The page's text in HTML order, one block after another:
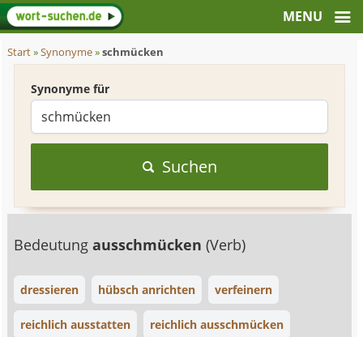
Start»Synonyme»schmücken
Synonyme für
Suchen
Bedeutungausschmücken(Verb)
dressieren hübsch anrichten verfeinern
reichlich ausstatten reichlich ausschmücken